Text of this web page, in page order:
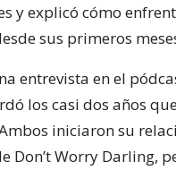
y explicó cómo
sus primeros
entrevista en el
los casi dos años
iniciaron su
Don’t Worry Darling,